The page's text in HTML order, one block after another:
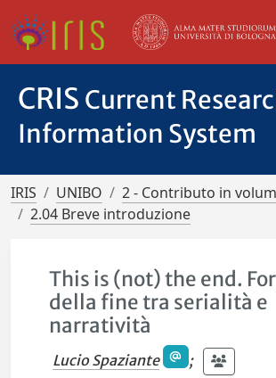
CRIS Current
Information System
IRIS UNIBO
2 - Contributo in
2.04 Breve introduzione
This is (not) the end.
della fine tra serialità e
narratività
Lucio Spaziante
;